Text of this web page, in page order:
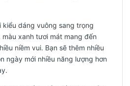
dáng vuông sang trọng
xanh tươi mát mang đến
niềm vui. Bạn sẽ thêm nhiều
ngày mới nhiều năng lượng hơn